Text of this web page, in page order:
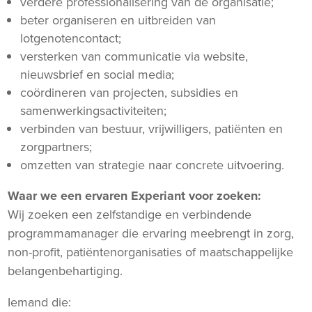
beter organiseren en uitbreiden van
lotgenotencontact;
versterken van communicatie via website,
nieuwsbrief en social media;
coördineren van projecten, subsidies en
samenwerkingsactiviteiten;
verbinden van bestuur, vrijwilligers, patiënten en
zorgpartners;
omzetten van strategie naar concrete uitvoering.
Waar we een ervaren Experiant voor zoeken:
Wij zoeken een zelfstandige en verbindende
programmamanager die ervaring meebrengt in zorg,
non-profit, patiëntenorganisaties of maatschappelijke
belangenbehartiging.
Iemand die: